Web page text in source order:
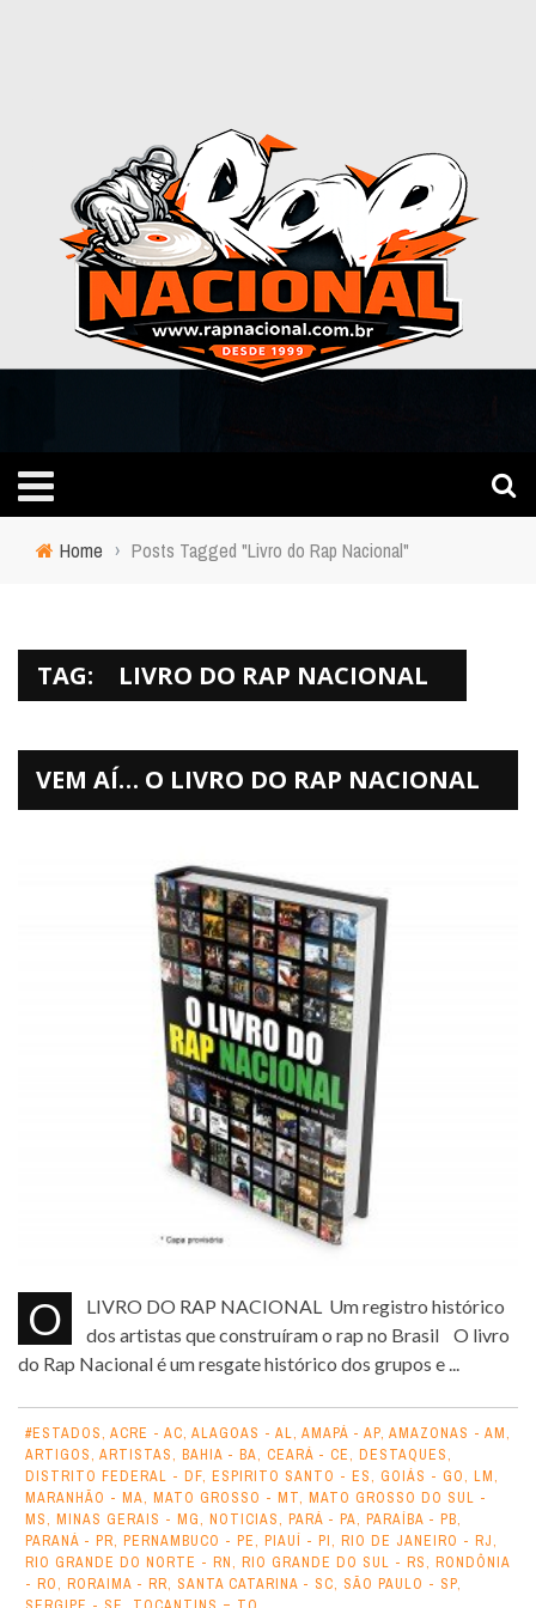
Home › Posts Tagged "Livro do Rap Nacional"
TAG: LIVRO DO RAP NACIONAL
VEM AÍ… O LIVRO DO RAP NACIONAL
O LIVRO DO RAP NACIONAL Um registro histórico
dos artistas que construíram o rap no Brasil O livro
do Rap Nacional é um resgate histórico dos grupos e ...
#ESTADOS, ACRE - AC, ALAGOAS - AL, AMAPÁ - AP, AMAZONAS - AM,
ARTIGOS, ARTISTAS, BAHIA - BA, CEARÁ - CE, DESTAQUES,
DISTRITO FEDERAL - DF, ESPIRITO SANTO - ES, GOIÁS - GO, LM,
MARANHÃO - MA, MATO GROSSO - MT, MATO GROSSO DO SUL -
MS, MINAS GERAIS - MG, NOTICIAS, PARÁ - PA, PARAÍBA - PB,
PARANÁ - PR, PERNAMBUCO - PE, PIAUÍ - PI, RIO DE JANEIRO - RJ,
RIO GRANDE DO NORTE - RN, RIO GRANDE DO SUL - RS, RONDÔNIA
- RO, RORAIMA - RR, SANTA CATARINA - SC, SÃO PAULO - SP,